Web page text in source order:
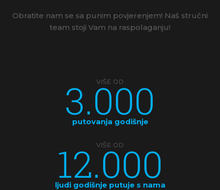
Obratite nam se sa punim povjerenjem! Naš stručni
team stoji Vam na raspolaganju!
VIŠE OD
3.000
putovanja godišnje
VIŠE OD
12.000
ljudi godišnje putuje s nama